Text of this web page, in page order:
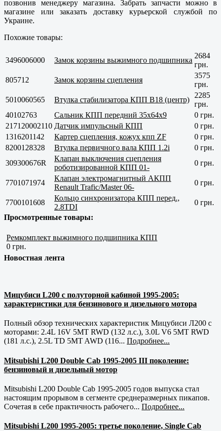
позвонив менеджеру магазина. Забрать запчасти можно в
магазине или заказать доставку курьерской службой по
Украине.
Похожие товары:
3496006000 Замок корзины выжимного подшипника
2684
грн.
805712
Замок корзины сцепления
3575
грн.
5010060565
Втулка стабилизатора КПП B18 (центр)
2285
грн.
40102763
Сальник КПП передний 35x64x9
0 грн.
217120002110 Датчик импульсный КПП
0 грн.
1316201142
Картер сцепления, кожух кпп ZF
0 грн.
8200128328
Втулка первичного вала КПП 1.2i
0 грн.
309300676R
Клапан выключения сцепления
роботизированной КПП 01-
0 грн.
7701071974
Клапан электромагнитный АКПП
Renault Trafic/Master 06-
0 грн.
7700101608
Кольцо синхронизатора КПП перед.,
2.8TDI
0 грн.
Просмотренные товары:
Ремкомплект выжимного подшипника КПП
0 грн.
Новостная лента
Мицубиси L200 с полуторной кабиной 1995-2005:
характеристики для бензинового и дизельного мотора
Полный обзор технических характеристик Мицубиси Л200 с
моторами: 2.4L 16V 5MT RWD (132 л.с.), 3.0L V6 5MT RWD
(181 л.с.), 2.5L TD 5MT AWD (116... Подробнее...
Mitsubishi L200 Double Cab 1995-2005 III поколение:
бензиновый и дизельный мотор
Mitsubishi L200 Double Cab 1995-2005 годов выпуска стал
настоящим прорывом в сегменте среднеразмерных пикапов.
Сочетая в себе практичность рабочего... Подробнее...
Mitsubishi L200 1995-2005: третье поколение, Single Cab